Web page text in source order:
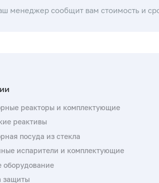
менеджер сообщит вам стоимость и
реакторы и комплектующие
реактивы
посуда из стекла
испарители и комплектующие
оборудование
защиты